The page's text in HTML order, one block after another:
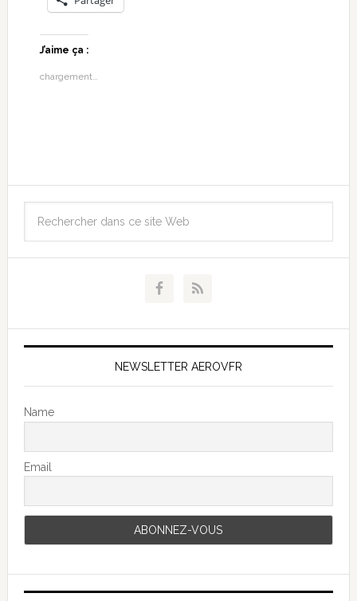
J’aime ça :
chargement…
NEWSLETTER AEROVFR
Name
Email